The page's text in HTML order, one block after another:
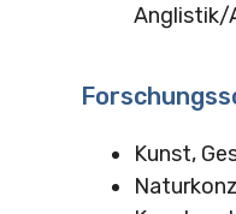
Anglistik/
Kunst,